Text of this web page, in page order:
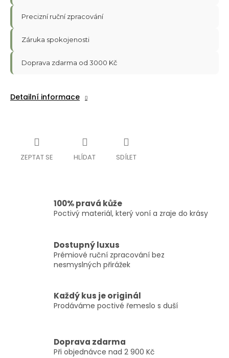
Precizní ruční zpracování
Záruka spokojenosti
Doprava zdarma od 3000 Kč
Detailní informace
ZEPTAT SE HLÍDAT SDÍLET
100% pravá kůže
Poctivý materiál, který voní a zraje do krásy
Dostupný luxus
Prémiové ruční zpracování bez
nesmyslných přirážek
Každý kus je originál
Prodáváme poctivé řemeslo s duší
Doprava zdarma
Při objednávce nad 2 900 Kč